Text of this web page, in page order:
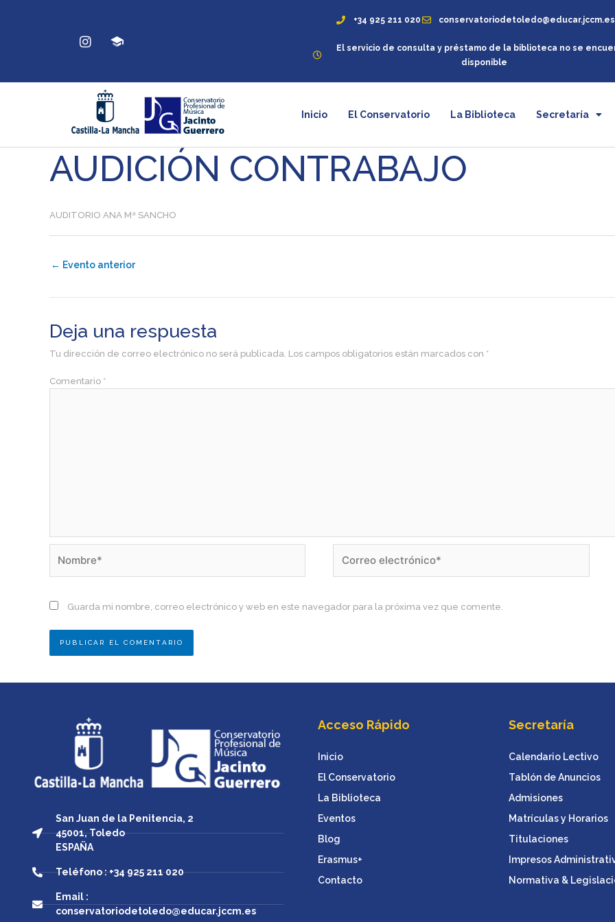
+34 925 211 020 conservatoriodetoledo@educar.jccm.es
El servicio de consulta y préstamo de la biblioteca no se
disponible
Inicio El Conservatorio La Biblioteca Secretaría
AUDICIÓN CONTRABAJO
AUDITORIO ANA Mª SANCHO
← Evento anterior
Deja una respuesta
Tu dirección de correo electrónico no será publicada. Los campos obligatorios están marcados con *
Comentario *
electrónico*
Guarda mi nombre, correo electrónico y web en este navegador para la próxima vez que comente.
San Juan de la Penitencia, 2
45001, Toledo
ESPAÑA
Teléfono : +34 925 211 020
Email :
conservatoriodetoledo@educar.jccm.es
Acceso Rápido
Inicio
El Conservatorio
La Biblioteca
Eventos
Blog
Erasmus+
Contacto
Secretaría
Calendario Lectivo
Tablón de Anuncios
Admisiones
Matrículas y Horarios
Titulaciones
Impresos
Normativa &